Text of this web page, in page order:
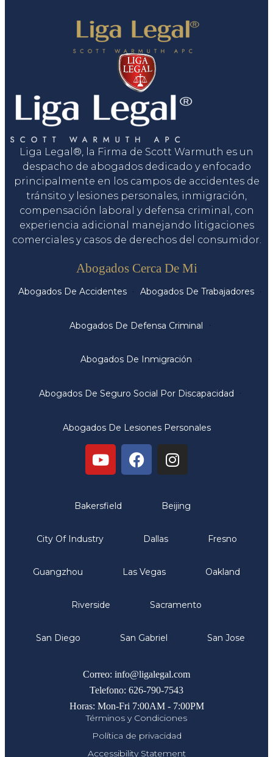
Liga Legal®, la Firma de Scott Warmuth es un
despacho de abogados dedicado y enfocado
principalmente en los campos de accidentes de
tránsito y lesiones personales, inmigración,
compensación laboral y defensa criminal, con
experiencia adicional manejando litigaciones
comerciales y casos de derechos del consumidor.
Abogados Cerca De Mi
Abogados De Accidentes Abogados De Trabajadores
Abogados De Defensa Criminal
Abogados De Inmigración
Abogados De Seguro Social Por Discapacidad
Abogados De Lesiones Personales
Bakersfield Beijing
City Of Industry Dallas Fresno
Guangzhou Las Vegas Oakland
Riverside Sacramento
San Diego San Gabriel San Jose
Correo: info@ligalegal.com
Telefono: 626-790-7543
Horas: Mon-Fri 7:00AM - 7:00PM
Términos y Condiciones
Política de privacidad
Accessibility Statement